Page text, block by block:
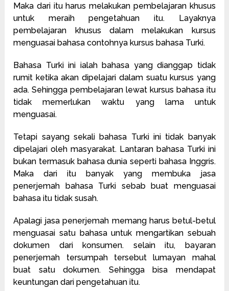
Maka dari itu harus melakukan pembelajaran khusus
untuk meraih pengetahuan itu. Layaknya
pembelajaran khusus dalam melakukan kursus
menguasai bahasa contohnya kursus bahasa Turki.
Bahasa Turki ini ialah bahasa yang dianggap tidak
rumit ketika akan dipelajari dalam suatu kursus yang
ada. Sehingga pembelajaran lewat kursus bahasa itu
tidak memerlukan waktu yang lama untuk
menguasai.
Tetapi sayang sekali bahasa Turki ini tidak banyak
dipelajari oleh masyarakat. Lantaran bahasa Turki ini
bukan termasuk bahasa dunia seperti bahasa Inggris.
Maka dari itu banyak yang membuka jasa
penerjemah bahasa Turki sebab buat menguasai
bahasa itu tidak susah.
Apalagi jasa penerjemah memang harus betul-betul
menguasai satu bahasa untuk mengartikan sebuah
dokumen dari konsumen. selain itu, bayaran
penerjemah tersumpah tersebut lumayan mahal
buat satu dokumen. Sehingga bisa mendapat
keuntungan dari pengetahuan itu.